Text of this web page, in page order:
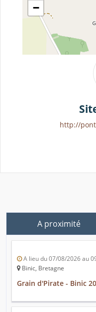
−
http://
A proximité
A lieu du 07/08/2026 au
Binic, Bretagne
Grain d'Pirate - Binic